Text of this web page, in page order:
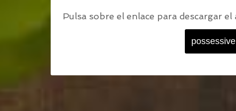
Pulsa sobre el enlace para descargar el